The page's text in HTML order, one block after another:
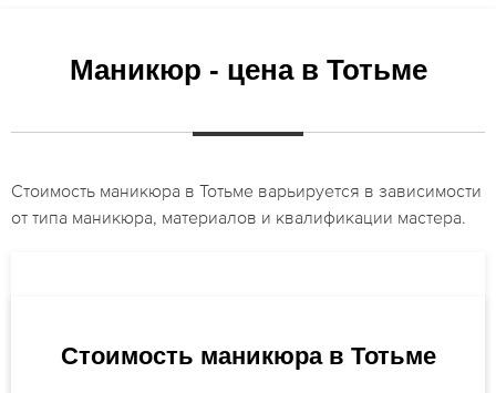
Маникюр - цена в Тотьме
Стоимость маникюра в Тотьме варьируется в зависимости
от типа маникюра, материалов и квалификации мастера.
Стоимость маникюра в Тотьме